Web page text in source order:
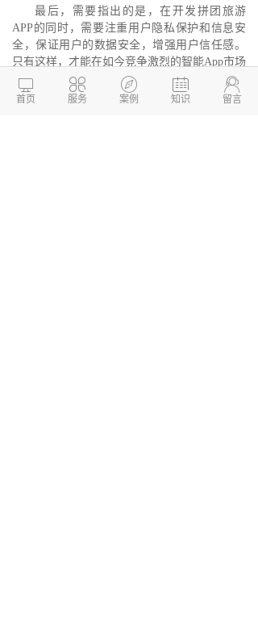
最后，需要指出的是，在开发拼团旅游
APP的同时，需要注重用户隐私保护和信息安
全，保证用户的数据安全，增强用户信任感。
只有这样，才能在如今竞争激烈的智能App市场
中获得更大的成功。

首页

服务

案例

知识

留言